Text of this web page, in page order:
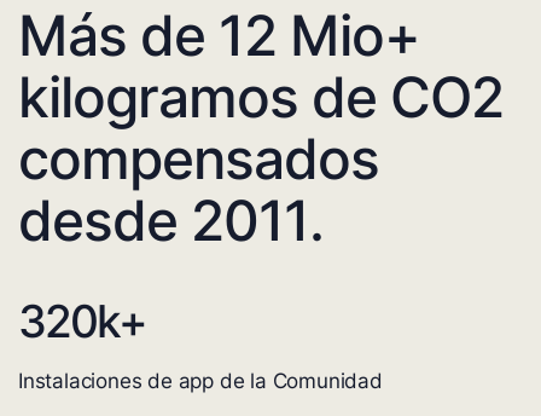
Más de 12 Mio+
kilogramos de CO2
compensados
desde 2011.
320k+
Instalaciones de app de la Comunidad